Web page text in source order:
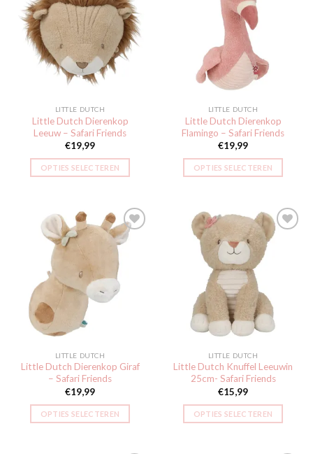
Toevoegen
verlanglijst
LITTLE DUTCH
Little Dutch Dierenkop
Leeuw – Safari Friends
€19,99
OPTIES SELECTEREN
Toevoegen
LITTLE DUTCH
Little Dutch Dierenkop
Flamingo – Safari Friends
€19,99
OPTIES SELECTEREN
Toevoegen
aan
verlanglijst
LITTLE DUTCH
Little Dutch Dierenkop Giraf
– Safari Friends
€19,99
OPTIES SELECTEREN
Toevoegen
verlanglijst
LITTLE DUTCH
Little Dutch Knuffel Leeuwin
25cm- Safari Friends
€15,99
OPTIES SELECTEREN